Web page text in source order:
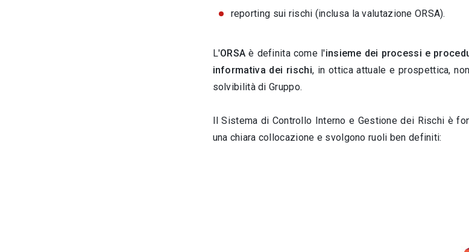
reporting sui rischi (inclusa la valutazione ORSA).
L'ORSA è definita come l'insieme dei processi e
informativa dei rischi, in ottica attuale e prospettica,
solvibilità di Gruppo.
Il Sistema di Controllo Interno e Gestione dei Rischi è
una chiara collocazione e svolgono ruoli ben definiti: